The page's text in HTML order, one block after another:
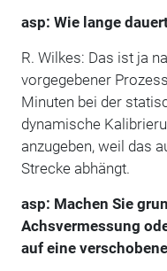
asp: Wie lange
R. Wilkes: Das ist ja
vorgegebener
Minuten bei der
dynamische
anzugeben, weil das
Strecke abhängt.
asp: Machen Sie
Achsvermessung
auf eine